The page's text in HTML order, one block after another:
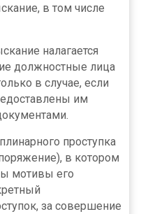
в том числе
налагается
должностные лица
в случае, если
им
проступка
в котором
мотивы его
за совершение